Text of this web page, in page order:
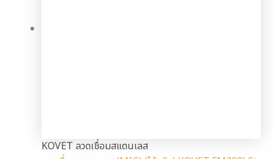
KOVET ลวดเชื่อมสแตนเลส